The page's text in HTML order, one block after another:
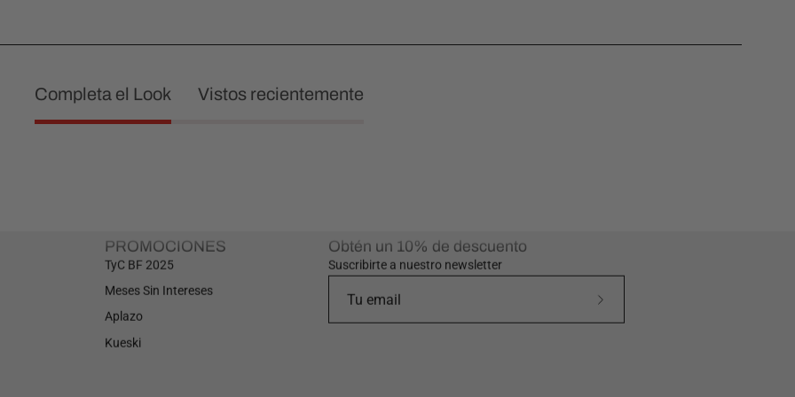
Completa el Look Vistos recientemente
PROMOCIONES
TyC BF 2025
Meses Sin Intereses
Aplazo
Kueski
Obtén un 10% de descuento
Suscribirte a nuestro newsletter
Suscríbete